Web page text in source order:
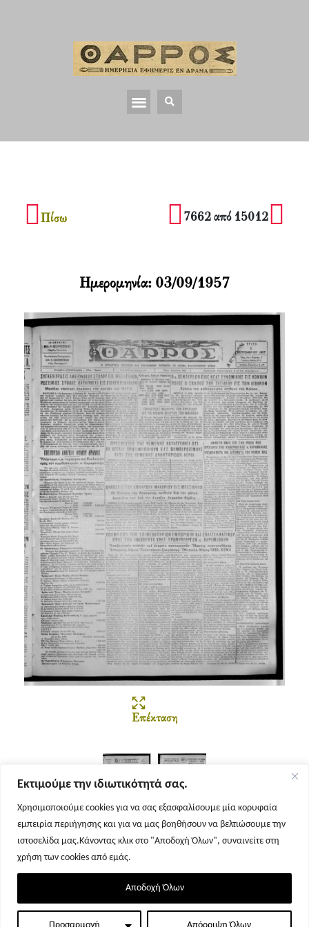
Εκτιμούμε την ιδιωτικότητά σας.
Χρησιμοποιούμε cookies για να σας εξασφαλίσουμε μία κορυφαία
εμπειρία περιήγησης και για να μας βοηθήσουν να βελτιώσουμε την
ιστοσελίδα μας.Κάνοντας κλικ στο "Αποδοχή Όλων", συναινείτε στη
χρήση των cookies από εμάς.
Προσαρμογή Απόρριψη Όλων
Αποδοχή Όλων
Πίσω 7662 από 15012
Επέκταση
Σελίδα 1 Σελίδα 2
Ημερομηνία: 03/09/1957